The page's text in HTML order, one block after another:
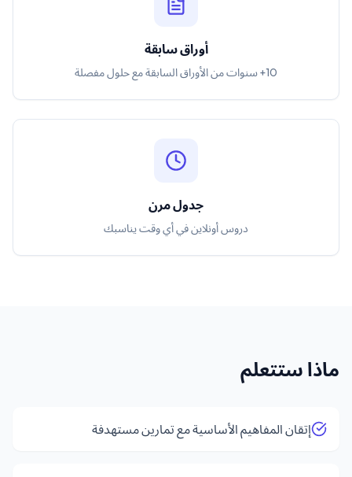
أوراق سابقة
10+ سنوات من الأوراق السابقة مع حلول مفصلة
جدول مرن
دروس أونلاين في أي وقت يناسبك
ماذا ستتعلم
إتقان المفاهيم الأساسية مع تمارين مستهدفة